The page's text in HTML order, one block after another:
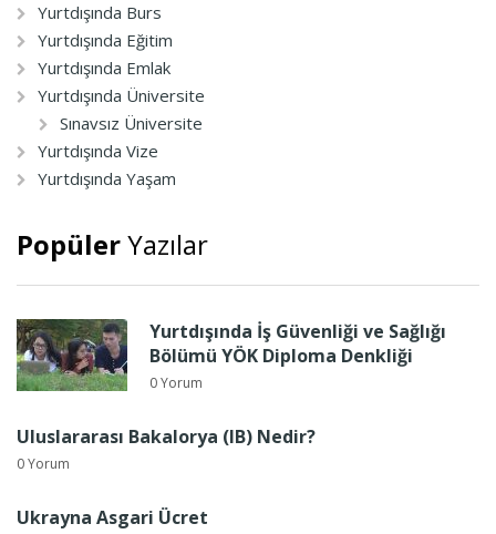
Yurtdışında Burs
Yurtdışında Eğitim
Yurtdışında Emlak
Yurtdışında Üniversite
Sınavsız Üniversite
Yurtdışında Vize
Yurtdışında Yaşam
PopülerYazılar
Yurtdışında İş Güvenliği ve Sağlığı
Bölümü YÖK Diploma Denkliği
0 Yorum
Uluslararası Bakalorya (IB) Nedir?
0 Yorum
Ukrayna Asgari Ücret